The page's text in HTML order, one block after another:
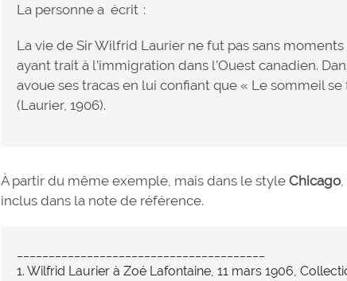
La personne a écrit :
La vie de Sir Wilfrid Laurier ne fut pas sans
ayant trait à l’immigration dans l’Ouest canadien.
avoue ses tracas en lui confiant que « Le sommeil
(Laurier, 1906).
À partir du même exemple, mais dans le styleChicago
inclus dans la note de référence.
1. Wilfrid Laurier à Zoé Lafontaine, 11 mars 1906,